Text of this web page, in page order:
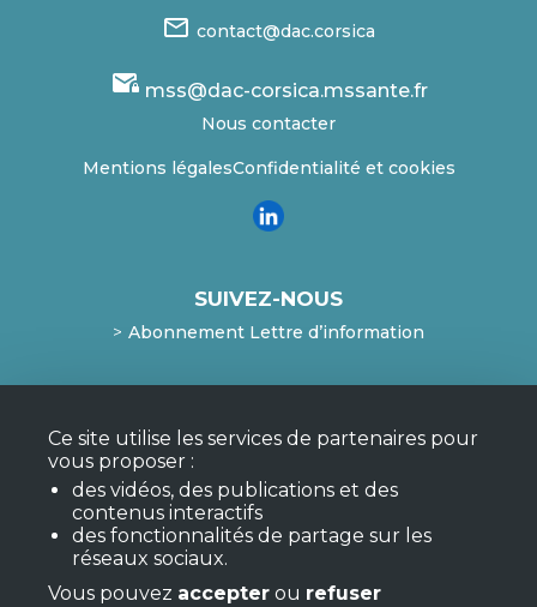
mail_outline contact@dac.corsica
mail_lock mss@dac-corsica.mssante.fr
Nous contacter
Mentions légalesConfidentialité et cookies
SUIVEZ-NOUS
Abonnement Lettre d’information
Mentions légales
Confidentialité et cookies
Mon compte
F.A.Q.
Ce site utilise les services de partenaires pour
vous proposer :
des vidéos, des publications et des
contenus interactifs
des fonctionnalités de partage sur les
réseaux sociaux.
Vous pouvez accepter ou refuser